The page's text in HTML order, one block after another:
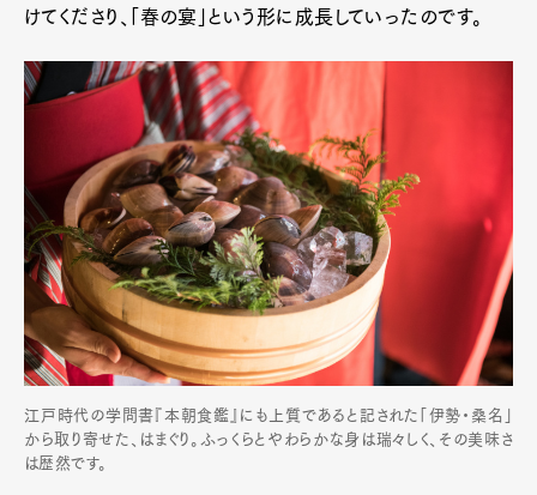
けてくださり、「春の宴」という形に成長していったのです。
江戸時代の学問書『本朝食鑑』にも上質であると記された「伊勢・桑名」
から取り寄せた、はまぐり。ふっくらとやわらかな身は瑞々しく、その美味さ
は歴然です。